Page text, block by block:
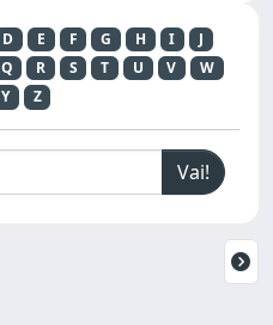
D E F G H I
J
Q R S T U V
W
Y Z